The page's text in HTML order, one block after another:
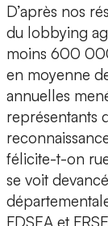
D’après nos
du lobbying
moins 600
en moyenne
annuelles
représentants
félicite-t-on
se voit
FDSEA et